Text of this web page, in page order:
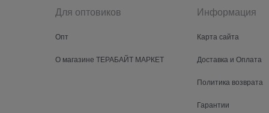
Для оптовиков
Опт
О магазине ТЕРАБАЙТ МАРКЕТ
Информация
Карта сайта
Доставка и Оплата
Политика возврата
Гарантии